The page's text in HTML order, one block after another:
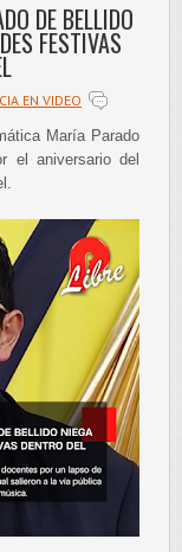
DE BELLIDO
FESTIVAS
EN VIDEO
María Parado
el aniversario del